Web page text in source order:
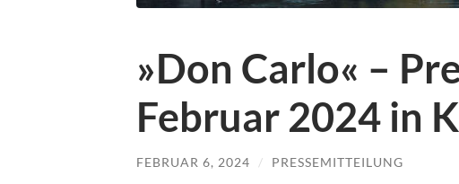
»Don Carlo« –
Februar 2024 in
FEBRUAR 6, 2024 / PRESSEMITTEILUNG